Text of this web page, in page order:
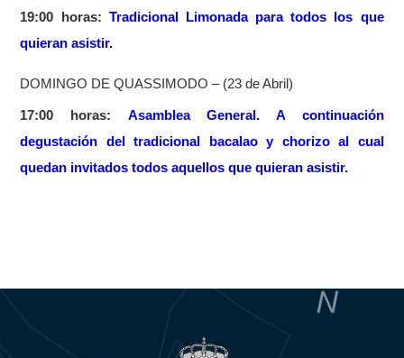
19:00 horas: Tradicional Limonada para todos los que
quieran asistir.
DOMINGO DE QUASSIMODO – (23 de Abril)
17:00 horas:
Asamblea General. A continuación
degustación del tradicional bacalao y chorizo al cual
quedan invitados todos aquellos que quieran asistir.